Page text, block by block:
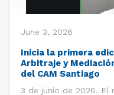
June 3, 2026
Inicia la primera
Arbitraje y
del CAM Santiago
3 de junio de 2026. El